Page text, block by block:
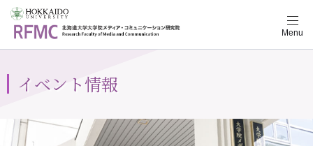
メ
ュ
ョ
Menu
イベント情報